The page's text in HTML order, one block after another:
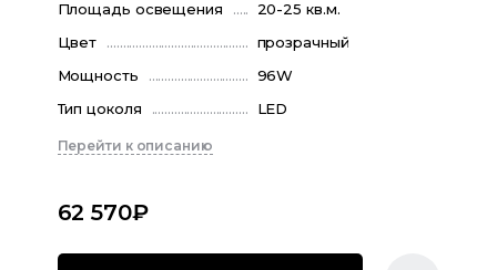
Площадь освещения
20-25 кв.м.
Цвет
прозрачный
Мощность
96W
Тип цоколя
LED
Перейти к описанию
62 570₽